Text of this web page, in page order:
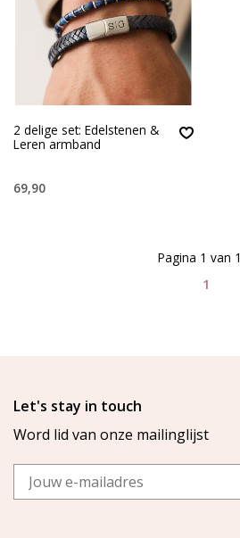
2 delige set: Edelstenen &
Leren armband
69,90
1
Pagina 1 van 1
Let's stay in touch
Word lid van onze mailinglijst
Email